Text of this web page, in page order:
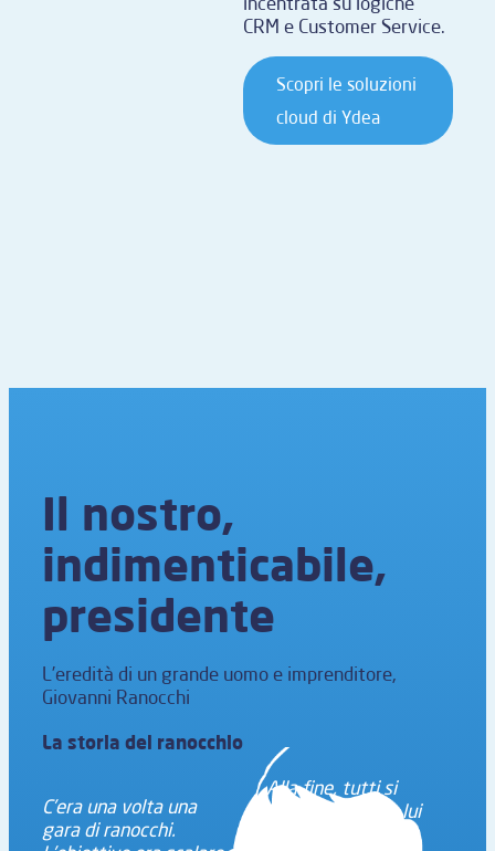
CRM e Customer Service.
Scopri le soluzioni
cloud di Ydea
Il nostro,
indimenticabile,
presidente
L’eredità di un grande uomo e imprenditore,
Giovanni Ranocchi
La storia del ranocchio
C’era una volta una
gara di ranocchi.
Alla fine, tutti si
arresero, tranne lui